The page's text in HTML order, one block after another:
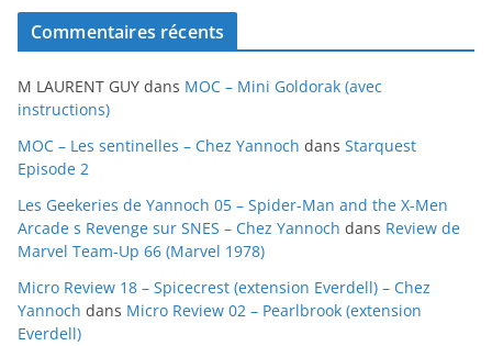
c
v
e
s
Commentaires récents
M LAURENT GUY dans MOC – Mini Goldorak (avec
instructions)
MOC – Les sentinelles – Chez Yannoch dans Starquest
Episode 2
Les Geekeries de Yannoch 05 – Spider-Man and the X-Men
Arcade s Revenge sur SNES – Chez Yannoch dans Review de
Marvel Team-Up 66 (Marvel 1978)
Micro Review 18 – Spicecrest (extension Everdell) – Chez
Yannoch dans Micro Review 02 – Pearlbrook (extension
Everdell)